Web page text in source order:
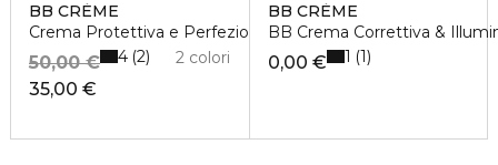
BB CRÈME
Crema Protettiva e Perfezionante
35,00 €
50,00 € 2 colori
4 2
BB CRÈME
BB Crema Correttiva &
0,00 € 1 1